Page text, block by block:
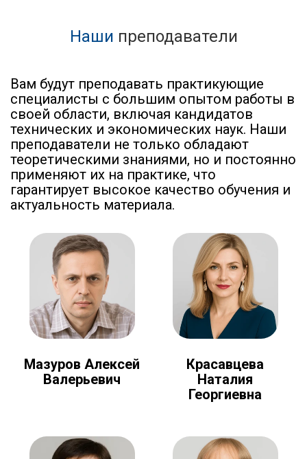
Наши преподаватели
Вам будут преподавать практикующие
специалисты с большим опытом работы в
своей области, включая кандидатов
технических и экономических наук. Наши
преподаватели не только обладают
теоретическими знаниями, но и постоянно
применяют их на практике, что
гарантирует высокое качество обучения и
актуальность материала.
Мазуров Алексей
Валерьевич
Красавцева
Наталия
Георгиевна